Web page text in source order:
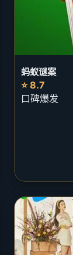
蚂蚁谜案
⭐ 8.7
口碑爆发